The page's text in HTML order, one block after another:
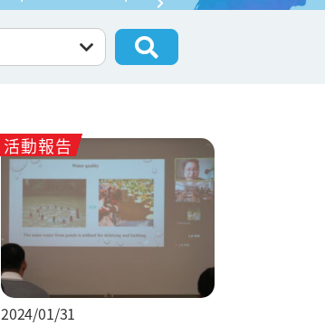
活動報告
2024/01/31